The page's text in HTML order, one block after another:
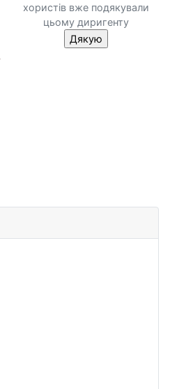
хористів вже подякували
цьому диригенту